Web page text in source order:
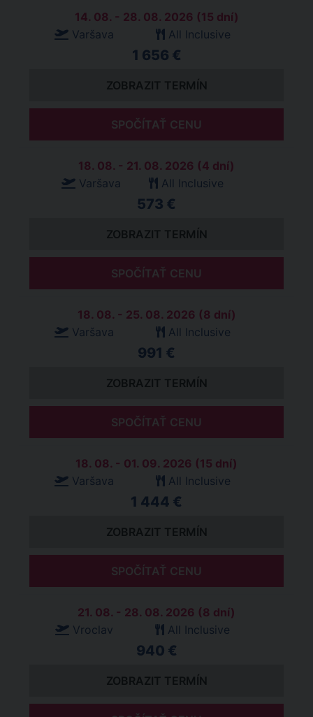
14. 08. - 28. 08. 2026 (15 dní)
Varšava
All Inclusive
1 656 €
ZOBRAZIT TERMÍN
SPOČÍTAŤ CENU
18. 08. - 21. 08. 2026 (4 dní)
Varšava
All Inclusive
573 €
ZOBRAZIT TERMÍN
SPOČÍTAŤ CENU
18. 08. - 25. 08. 2026 (8 dní)
Varšava
All Inclusive
991 €
ZOBRAZIT TERMÍN
SPOČÍTAŤ CENU
18. 08. - 01. 09. 2026 (15 dní)
Varšava
All Inclusive
1 444 €
ZOBRAZIT TERMÍN
SPOČÍTAŤ CENU
21. 08. - 28. 08. 2026 (8 dní)
Vroclav
All Inclusive
940 €
ZOBRAZIT TERMÍN